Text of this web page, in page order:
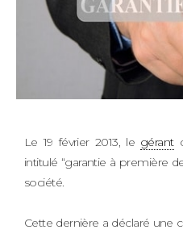
Le 19 février 2013, le gérant
intitulé “garantie à première
société.
Cette dernière a déclaré une